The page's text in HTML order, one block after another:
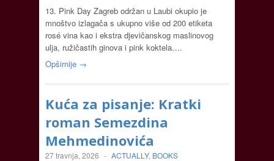
13. Pink Day Zagreb održan u Laubi okupio je
mnoštvo izlagača s ukupno više od 200 etiketa
rosé vina kao i ekstra djevičanskog maslinovog
ulja, ružičastih ginova i pink koktela….
Opširnije →
Kuća za pisanje: Kratki
roman Semezdina
Mehmedinovića
27 travnja, 2026 - ACTUALLY, BOOKS